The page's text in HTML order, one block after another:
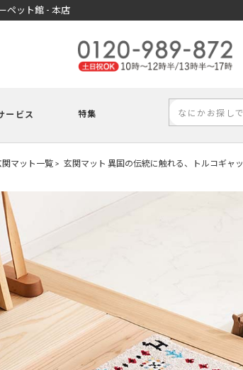
ペット館 - 本店
ービス 特集
関マット一覧 玄関マット 異国の伝統に触れる、トルコギャ